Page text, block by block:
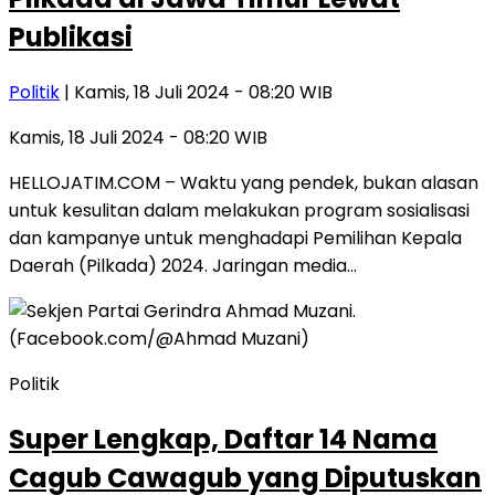
Publikasi
Politik | Kamis, 18 Juli 2024 - 08:20 WIB
Kamis, 18 Juli 2024 - 08:20 WIB
HELLOJATIM.COM – Waktu yang pendek, bukan alasan
untuk kesulitan dalam melakukan program sosialisasi
dan kampanye untuk menghadapi Pemilihan Kepala
Daerah (Pilkada) 2024. Jaringan media…
Politik
Super Lengkap, Daftar 14 Nama
Cagub Cawagub yang Diputuskan